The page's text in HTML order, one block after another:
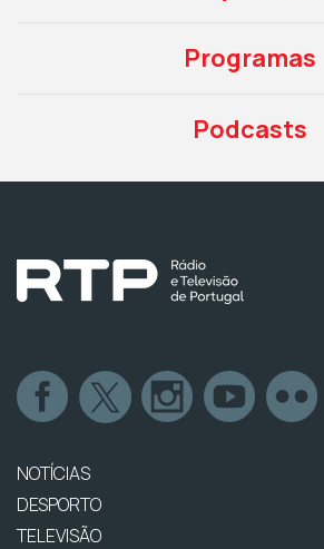
Programas
Podcasts
NOTÍCIAS
DESPORTO
TELEVISÃO